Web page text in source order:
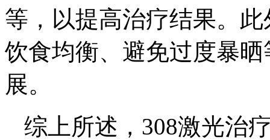
等，以提高治疗结果。
饮食均衡、避免过度暴
展。
综上所述，308激光治